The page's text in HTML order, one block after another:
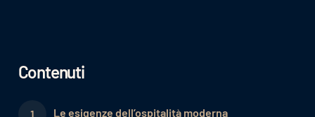
Contenuti
Le esigenze dell’ospitalità moderna